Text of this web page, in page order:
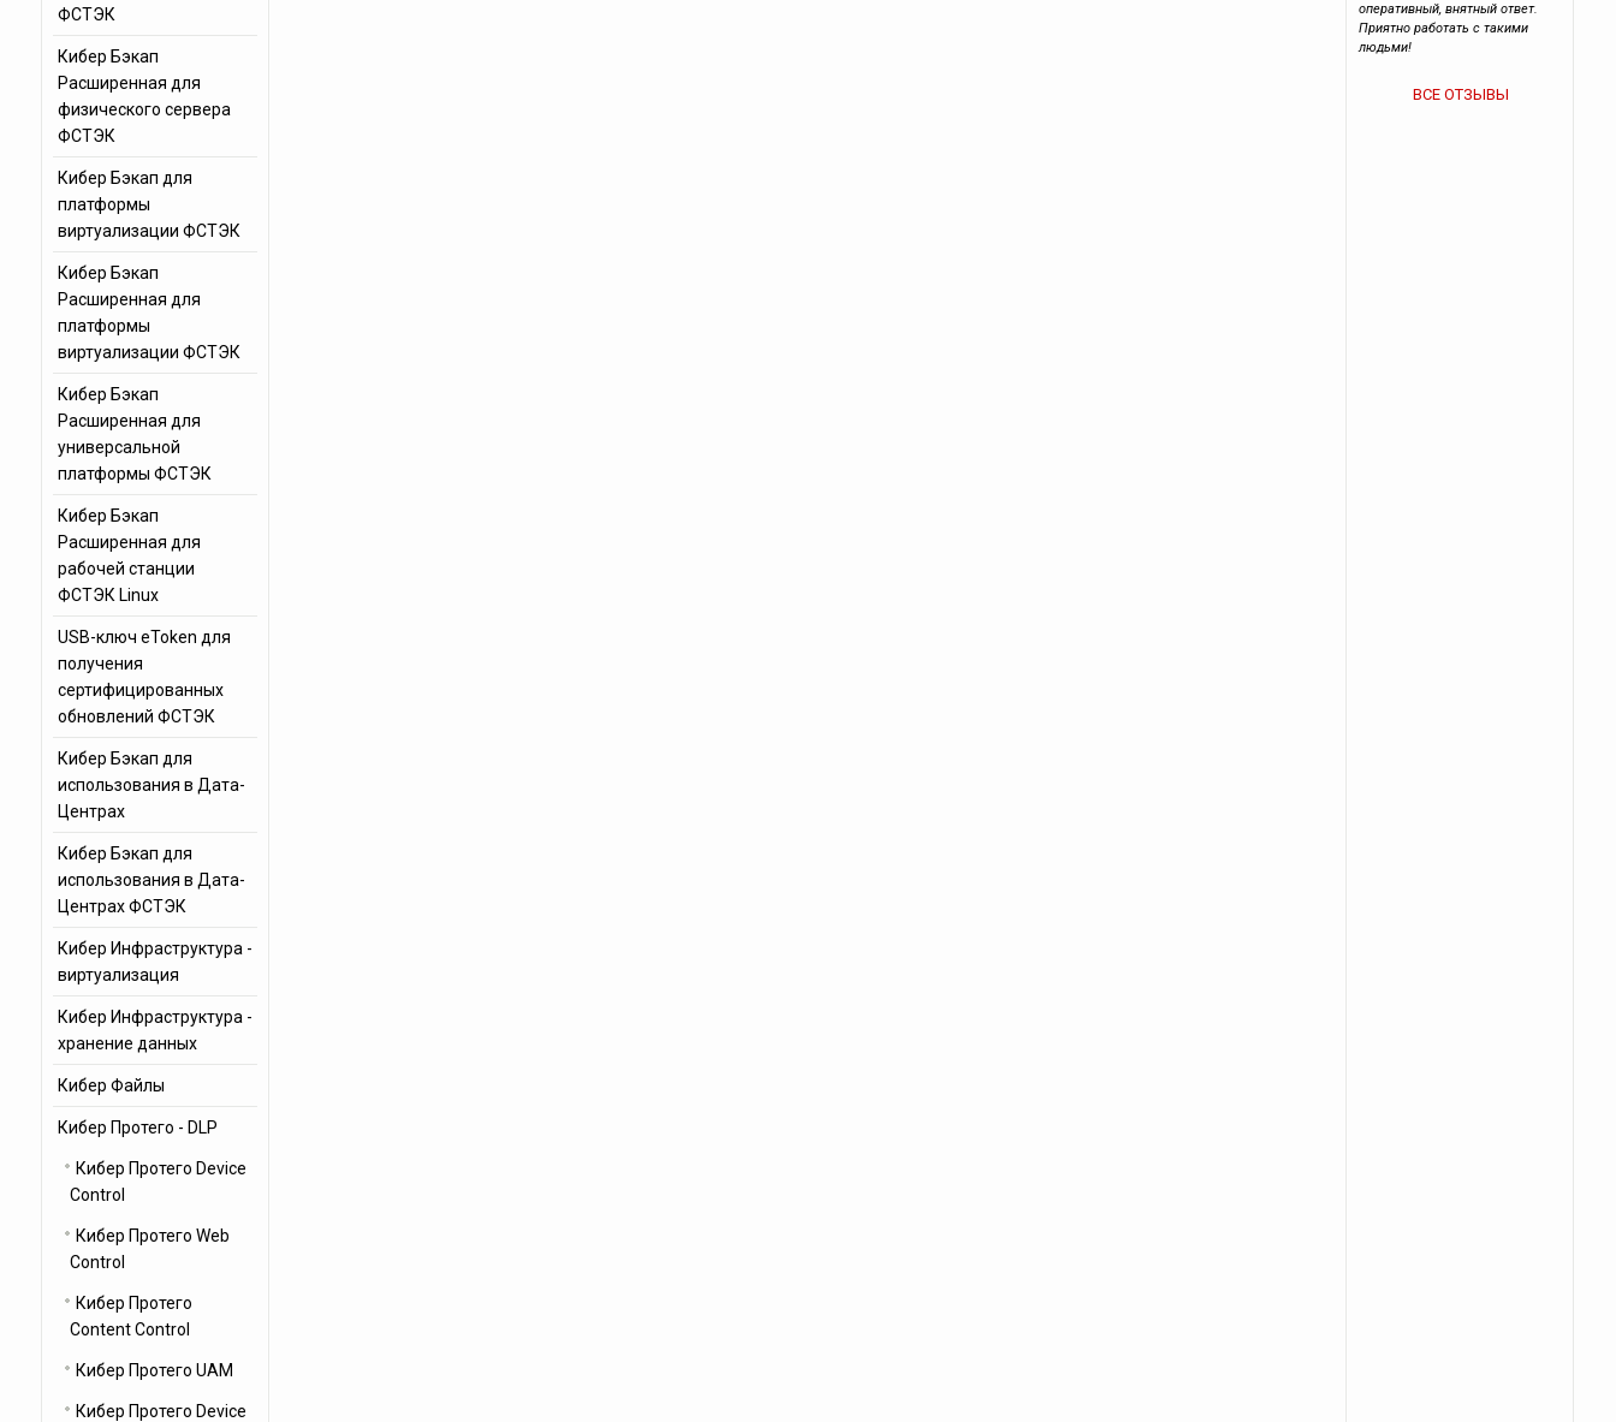
ФСТЭК
Кибер Бэкап
Расширенная для
физического сервера
ФСТЭК
Кибер Бэкап для
платформы
виртуализации ФСТЭК
Кибер Бэкап
Расширенная для
платформы
виртуализации ФСТЭК
Кибер Бэкап
Расширенная для
универсальной
платформы ФСТЭК
Кибер Бэкап
Расширенная для
рабочей станции
ФСТЭК Linux
USB-ключ eToken для
получения
сертифицированных
обновлений ФСТЭК
Кибер Бэкап для
использования в Дата-
Центрах
Кибер Бэкап для
использования в Дата-
Центрах ФСТЭК
Кибер Инфраструктура -
виртуализация
Кибер Инфраструктура -
хранение данных
Кибер Файлы
Кибер Протего - DLP
Кибер Протего Device
Control
Кибер Протего Web
Control
Кибер Протего
Content Control
Кибер Протего UAM
Кибер Протего Device
оперативный, внятный ответ.
Приятно работать с такими
людьми!
ВСЕ ОТЗЫВЫ